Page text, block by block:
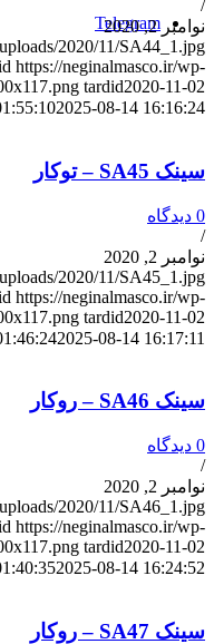
Telegram
/
نوامبر 2, 2020
2020/11/SA44_1.jpg
https://neginalmasco.ir/wp-
tardid2020-11-02
2025-08-14 16:16:24
سینک SA45 – توکار
0 دیدگاه
/
نوامبر 2, 2020
2020/11/SA45_1.jpg
https://neginalmasco.ir/wp-
tardid2020-11-02
2025-08-14 16:17:11
سینک SA46 – روکار
0 دیدگاه
/
نوامبر 2, 2020
2020/11/SA46_1.jpg
https://neginalmasco.ir/wp-
tardid2020-11-02
2025-08-14 16:24:52
سینک SA47 – روکار